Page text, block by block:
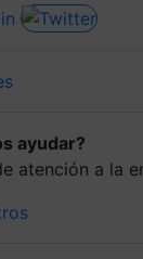
ayudar?
atención a la